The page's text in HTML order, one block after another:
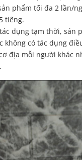
phẩm tối đa 2 lần/
tiếng.
dụng tạm thời, sản
không có tác dụng
địa mỗi người khác